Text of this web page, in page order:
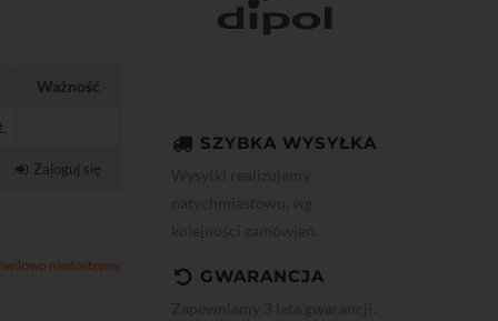
Ważność
Zaloguj się
niedostępny
SZYBKA WYSYŁKA
GWARANCJA